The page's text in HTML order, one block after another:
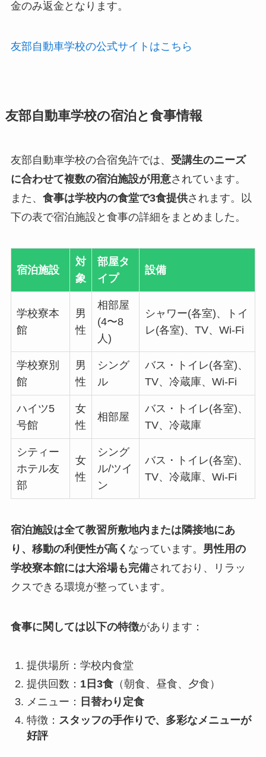
金のみ返金となります。
友部自動車学校の公式サイトはこちら
友部自動車学校の宿泊と食事情報
友部自動車学校の合宿免許では、 受講生のニーズ
に合わせて複数の宿泊施設が用意されています。
また、 食事は学校内の食堂で3食提供されます。以
下の表で宿泊施設と食事の詳細をまとめました。
宿泊施設
対
象
部屋タ
イプ
設備
学校寮本
館
男
性
相部屋
(4〜8
人)
シャワー(各室)、トイ
レ(各室)、TV、Wi-Fi
学校寮別
館
男
性
シング
ル
バス・トイレ(各室)、
TV、冷蔵庫、Wi-Fi
ハイツ5
号館
女
性
相部屋
バス・トイレ(各室)、
TV、冷蔵庫
シティー
ホテル友
部
女
性
シング
ル/ツイ
ン
バス・トイレ(各室)、
TV、冷蔵庫、Wi-Fi
宿泊施設は全て教習所敷地内または隣接地にあ
り、移動の利便性が高く なっています。 男性用の
学校寮本館には大浴場も完備されており、リラッ
クスできる環境が整っています。
食事に関しては以下の特徴があります：
提供場所：学校内食堂
提供回数： 1日3食（朝食、昼食、夕食）
メニュー： 日替わり定食
特徴： スタッフの手作りで、多彩なメニューが
好評